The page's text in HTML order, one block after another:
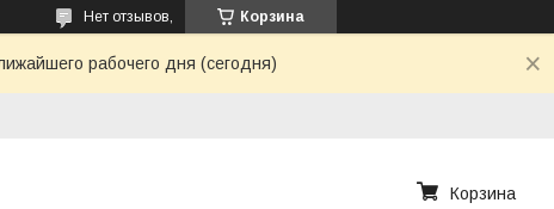
Корзина
Нет отзывов,
рабочего дня (сегодня)
Корзина